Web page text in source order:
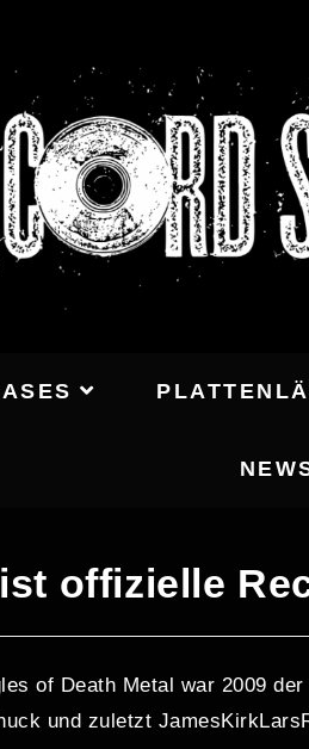
offizielle
of Death Metal war 2009
und zuletzt